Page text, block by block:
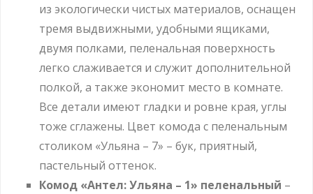
из экологически чистых материалов, оснащен
тремя выдвижными, удобными ящиками,
двумя полками, пеленальная поверхность
легко слаживается и служит дополнительной
полкой, а также экономит место в комнате.
Все детали имеют гладки и ровне края, углы
тоже сглажены. Цвет комода с пеленальным
столиком «Ульяна – 7» – бук, приятный,
пастельный оттенок.
Комод «Антел: Ульяна – 1» пеленальный –